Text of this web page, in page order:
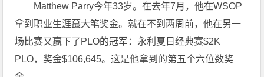
Matthew Parry今年33岁。在去年7月，他在WSOP
拿到职业生涯蕞大笔奖金。就在不到两周前，他在另一
场比赛又赢下了PLO的冠军：永利夏日经典赛$2K
PLO，奖金$106,645。这是他拿到的第五个六位数奖